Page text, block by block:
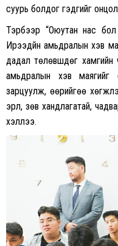
суурь болдог гэдгийг
Тэрбээр “Оюутан нас
Ирээдүйн амьдралын хэв
дадал төлөвшдөг хамгийн
амьдралын хэв маягийг
зарцуулж, өөрийгөө
эрүүл, зөв хандлагатай,
хэллээ.